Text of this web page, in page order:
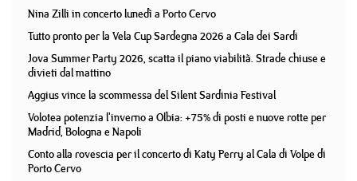
Nina Zilli in concerto lunedì a Porto Cervo
Tutto pronto per la Vela Cup Sardegna 2026 a Cala dei Sardi
Jova Summer Party 2026, scatta il piano viabilità. Strade chiuse e
divieti dal mattino
Aggius vince la scommessa del Silent Sardinia Festival
Volotea potenzia l'inverno a Olbia: +75% di posti e nuove rotte per
Madrid, Bologna e Napoli
Conto alla rovescia per il concerto di Katy Perry al Cala di Volpe di
Porto Cervo